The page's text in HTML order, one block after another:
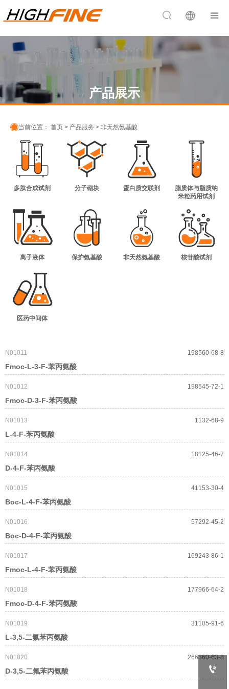
 
产品展示
当前位置： 首页 > 产品服务 > 非天然氨基酸
多肽合成试剂 分子砌块 蛋白质交联剂
脂质体与脂质纳
米粒药用试剂
离子液体 保护氨基酸 非天然氨基酸 核苷酸试剂
医药中间体
N01011
Fmoc-L-3-F-苯丙氨酸
198560-68-8
N01012
Fmoc-D-3-F-苯丙氨酸
198545-72-1
N01013
L-4-F-苯丙氨酸
1132-68-9
N01014
D-4-F-苯丙氨酸
18125-46-7
N01015
Boc-L-4-F-苯丙氨酸
41153-30-4
N01016
Boc-D-4-F-苯丙氨酸
57292-45-2
N01017
Fmoc-L-4-F-苯丙氨酸
169243-86-1
N01018
Fmoc-D-4-F-苯丙氨酸
177966-64-2
N01019
L-3,5-二氟苯丙氨酸
31105-91-6
N01020
D-3,5-二氟苯丙氨酸
266360-63-8
